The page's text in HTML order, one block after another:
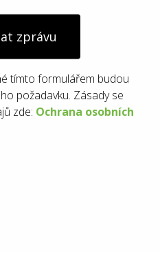
zprávu
tímto formulářem budou
požadavku. Zásady se
zde: Ochrana osobních